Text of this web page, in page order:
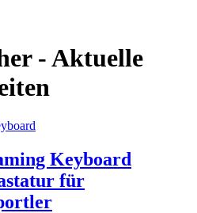
- Aktuelle
Keyboard
für